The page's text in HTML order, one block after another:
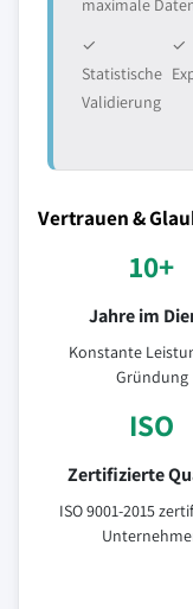
maximale
✓
Statistische
Validierung
✓
Vertrauen &
10+
Jahre im
Konstante
Gründung
ISO
Zertifizierte
ISO 9001-2015